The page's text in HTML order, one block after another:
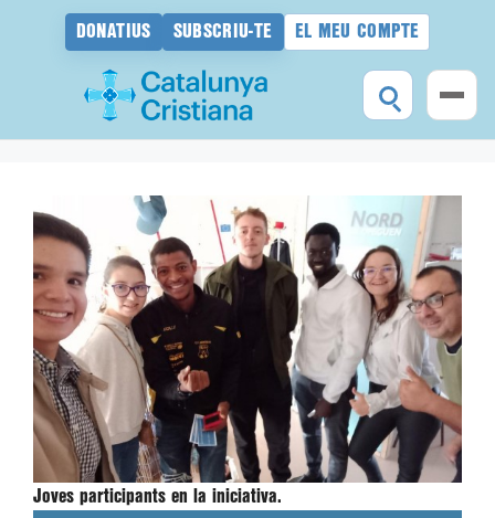
DONATIUS SUBSCRIU-TE EL MEU COMPTE
contingut
Joves participants en la iniciativa.